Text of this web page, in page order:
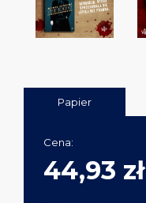
Papier
Cena:
44,93 zł